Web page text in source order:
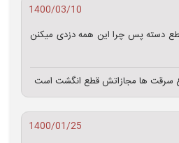
1400/03/10
دسته پس چرا این همه دزدی میکنن
سرقت ها مجازاتش قطع انگشت است
1400/01/25